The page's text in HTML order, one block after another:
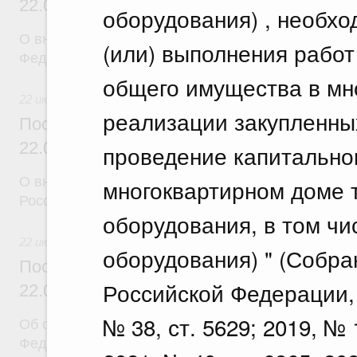
оборудования) ,
(или) выполнения
общего имущества в
реализации
проведение
многоквартирном
оборудования, в том
оборудования) "
Российской
№ 38, ст. 5629; 2019, №
22.07.2026 г. № 924
Федерации от 28 марта 2026 г. № 329
Постановление Правительства
22.07.2026 г. № 925
Российской Федерации
Постановление Правительства
22.07.2026 г. № 922
Об особенностях применения положений
Федерации в сфере водоснабжения и